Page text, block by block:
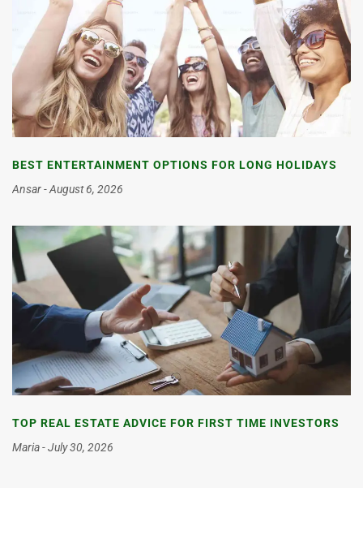
BEST ENTERTAINMENT OPTIONS FOR LONG HOLIDAYS
Ansar August 6, 2026
TOP REAL ESTATE ADVICE FOR FIRST TIME INVESTORS
Maria
July 30, 2026